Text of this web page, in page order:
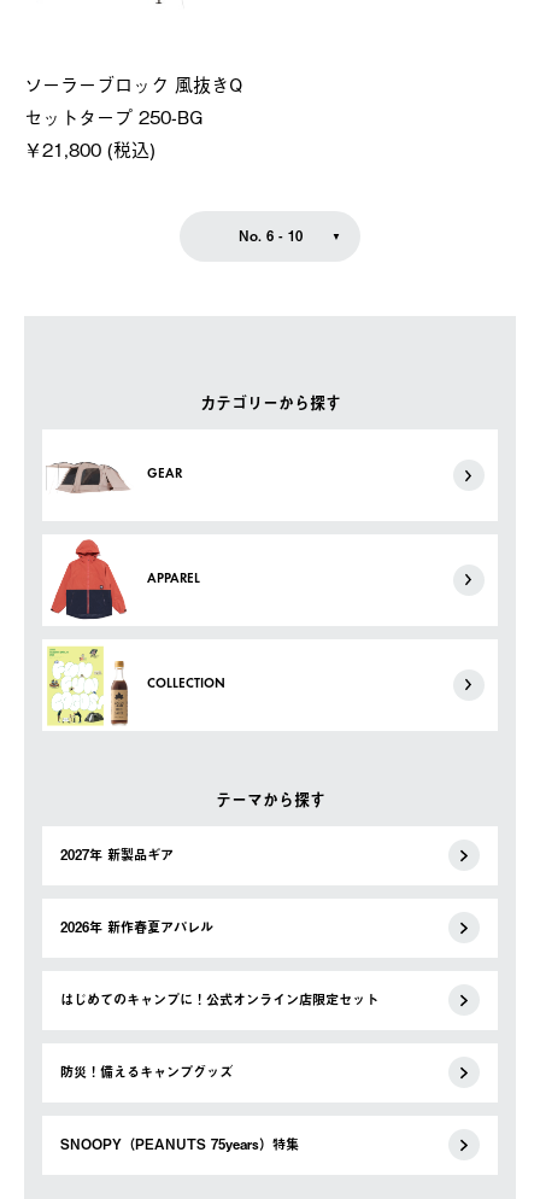
カテゴリーから探す
GEAR
APPAREL
COLLECTION
テーマから探す
2027年 新製品ギア
2026年 新作春夏アパレル
はじめてのキャンプに！公式オンライン店限定セット
防災！備えるキャンプグッズ
SNOOPY（PEANUTS 75years）特集
ソーラーブロック 風抜きQ
セットタープ 250-BG
￥21,800 (税込)
No. 6 - 10